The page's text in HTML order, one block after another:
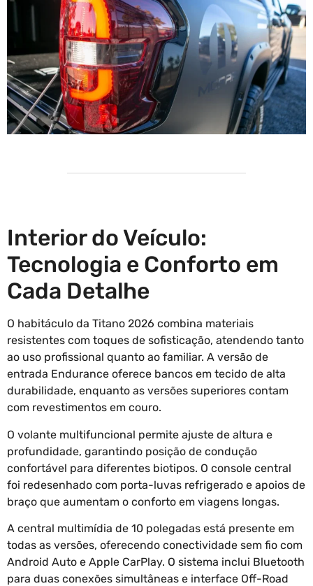
Interior do Veículo:
Tecnologia e Conforto em
Cada Detalhe
O habitáculo da Titano 2026 combina materiais
resistentes com toques de sofisticação, atendendo tanto
ao uso profissional quanto ao familiar. A versão de
entrada Endurance oferece bancos em tecido de alta
durabilidade, enquanto as versões superiores contam
com revestimentos em couro.
O volante multifuncional permite ajuste de altura e
profundidade, garantindo posição de condução
confortável para diferentes biotipos. O console central
foi redesenhado com porta-luvas refrigerado e apoios de
braço que aumentam o conforto em viagens longas.
A central multimídia de 10 polegadas está presente em
todas as versões, oferecendo conectividade sem fio com
Android Auto e Apple CarPlay. O sistema inclui Bluetooth
para duas conexões simultâneas e interface Off-Road